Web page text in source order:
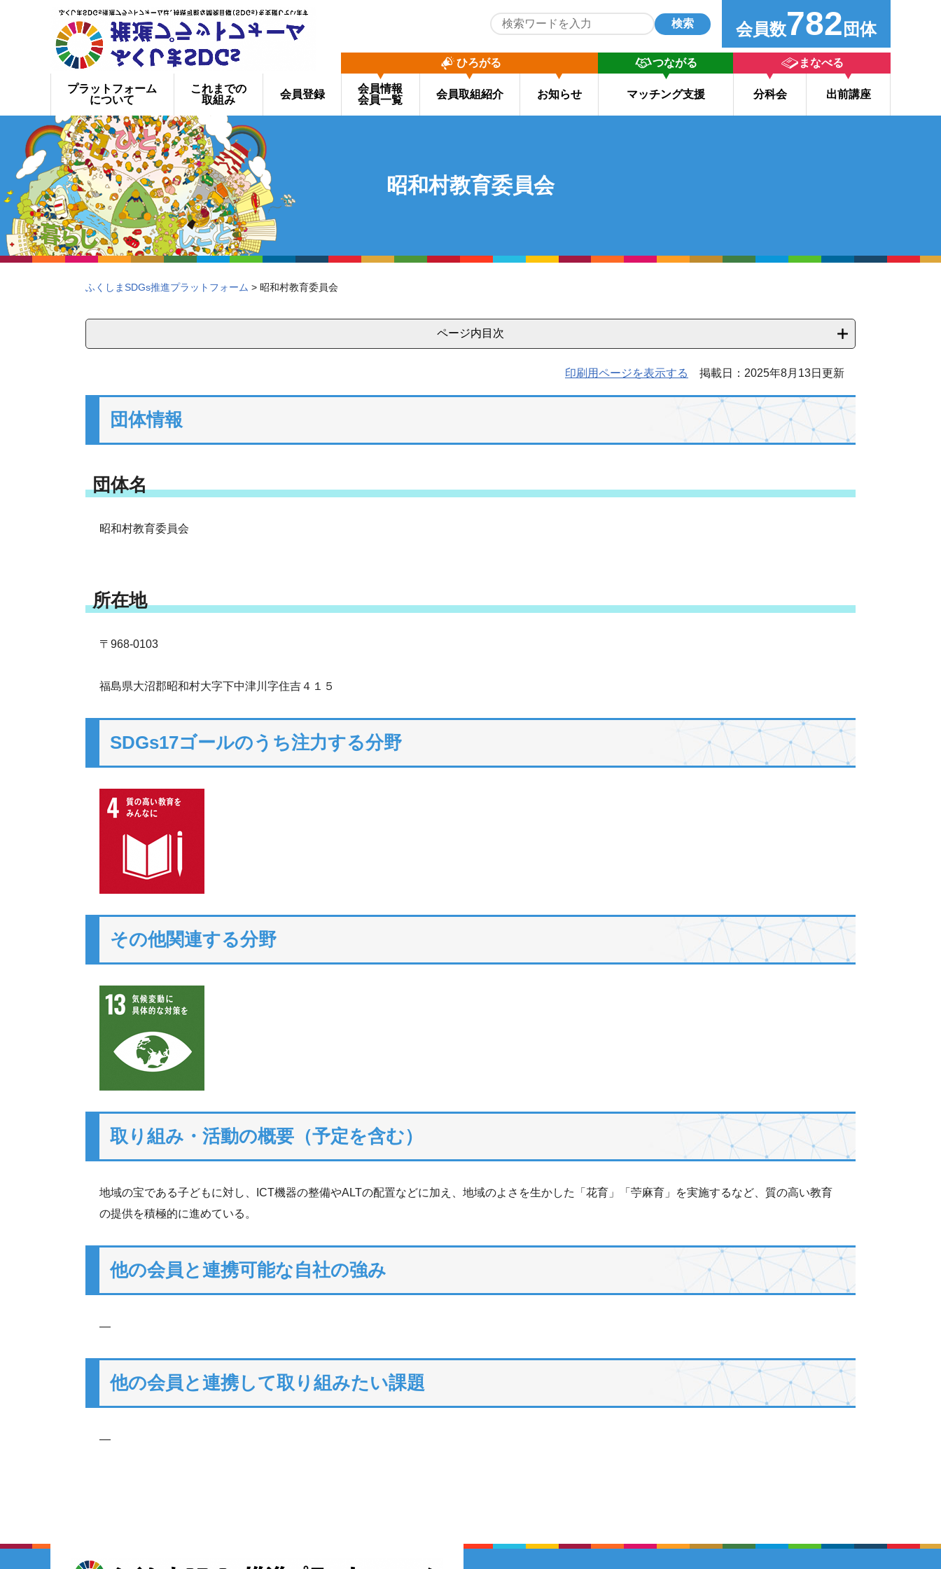
検索 会員数782 団体
プラットフォーム
について
これまでの
取組み
会員登録
ひろがる
会員情報
会員一覧
会員取組紹介 お知らせ
つながる
マッチング支援
まなべる
分科会 出前講座
昭和村教育委員会
ふくしまSDGs推進プラットフォーム > 昭和村教育委員会
ページ内目次
印刷用ページを表示する 掲載日：2025年8月13日更新
団体情報
団体名
昭和村教育委員会
所在地
〒968-0103
福島県大沼郡昭和村大字下中津川字住吉４１５
SDGs17ゴールのうち注力する分野
その他関連する分野
取り組み・活動の概要（予定を含む）
地域の宝である子どもに対し、ICT機器の整備やALTの配置などに加え、地域のよさを生かした「花育」「苧麻育」を実施するなど、質の高い教育
の提供を積極的に進めている。
他の会員と連携可能な自社の強み
―
他の会員と連携して取り組みたい課題
―